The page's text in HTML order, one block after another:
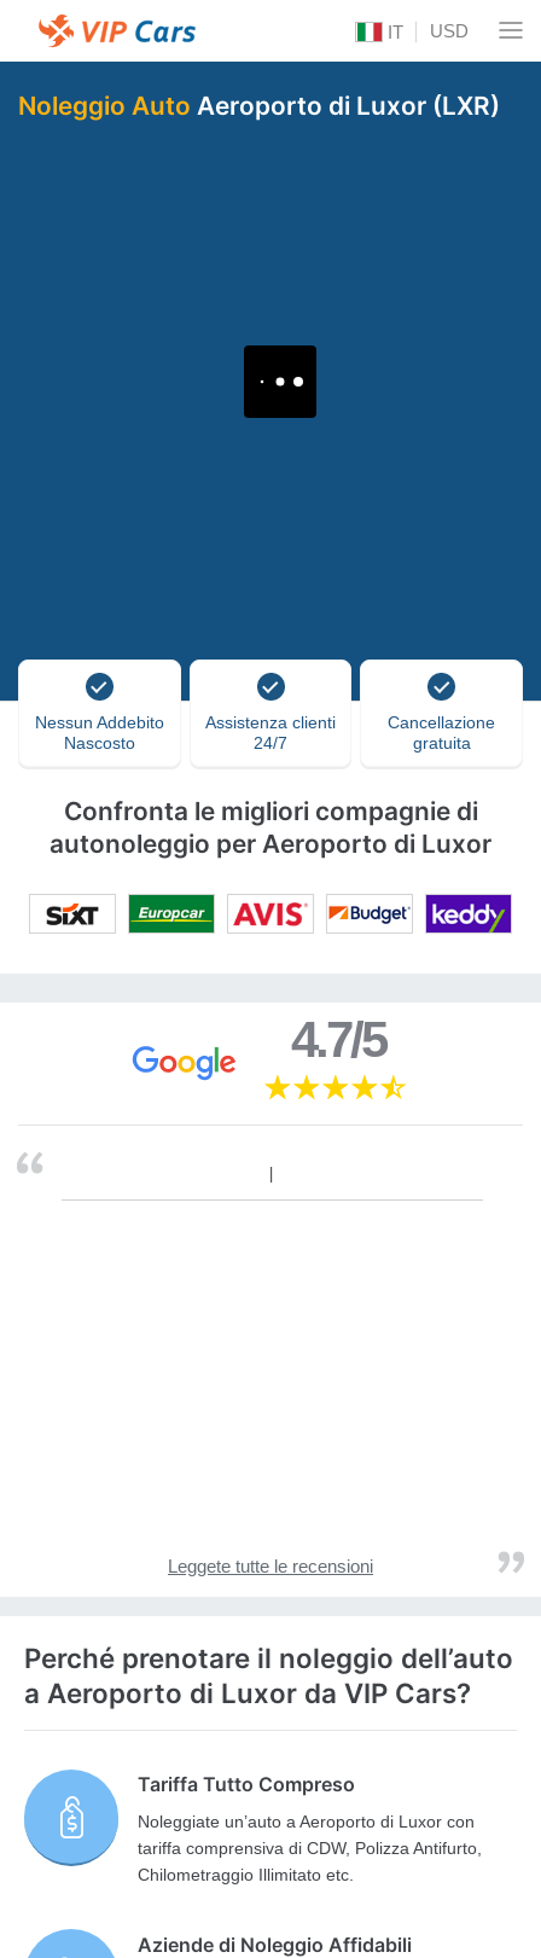
IT USD
Noleggio Auto Aeroporto di Luxor (LXR)
Nessun Addebito
Nascosto
Assistenza clienti
24/7
Cancellazione
gratuita
Confronta le migliori compagnie di
autonoleggio per Aeroporto di Luxor
4.7/5
Leggete tutte le recensioni
Perché prenotare il noleggio dell’auto
a Aeroporto di Luxor da VIP Cars?
Tariffa Tutto Compreso
Noleggiate un’auto a Aeroporto di Luxor con
tariffa comprensiva di CDW, Polizza Antifurto,
Chilometraggio Illimitato etc.
Aziende di Noleggio Affidabili